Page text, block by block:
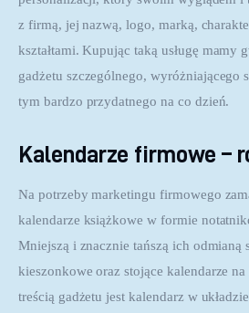
z firmą, jej nazwą, logo, marką,
kształtami. Kupując taką usługę mamy
gadżetu szczególnego, wyróżniającego
tym bardzo przydatnego na co dzień.
Kalendarze firmowe –
Na potrzeby marketingu firmowego
kalendarze książkowe w formie
Mniejszą i znacznie tańszą ich odmianą
kieszonkowe oraz stojące kalendarze
treścią gadżetu jest kalendarz w